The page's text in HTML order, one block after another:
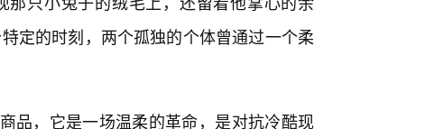
定的时刻，两个孤独的个体曾通过一个柔
品，它是一场温柔的革命，是对抗冷酷现